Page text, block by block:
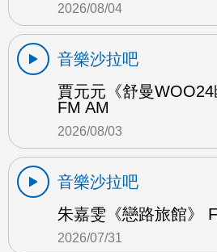
2026/08/04
音樂沙拉吧
賈元元《舒曼WOO24
FM AM
2026/08/03
音樂沙拉吧
朱嘉雯《戀路旅館》
2026/07/31